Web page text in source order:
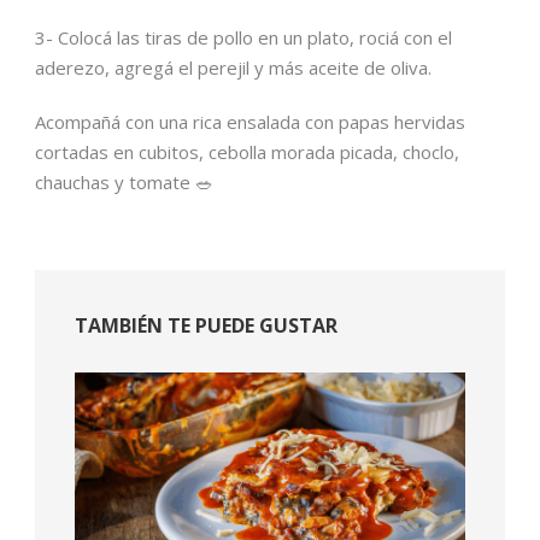
3- Colocá las tiras de pollo en un plato, rociá con el
aderezo, agregá el perejil y más aceite de oliva.
Acompañá con una rica ensalada con papas hervidas
cortadas en cubitos, cebolla morada picada, choclo,
chauchas y tomate 🥗
TAMBIÉN TE PUEDE GUSTAR